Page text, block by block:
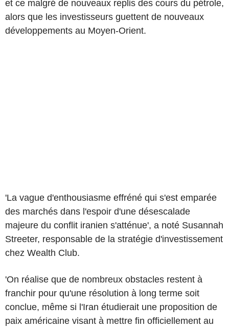
et ce malgré de nouveaux replis des cours du pétrole,
alors que les investisseurs guettent de nouveaux
développements au Moyen-Orient.
'La vague d'enthousiasme effréné qui s'est emparée
des marchés dans l'espoir d'une désescalade
majeure du conflit iranien s'atténue', a noté Susannah
Streeter, responsable de la stratégie d'investissement
chez Wealth Club.
'On réalise que de nombreux obstacles restent à
franchir pour qu'une résolution à long terme soit
conclue, même si l'Iran étudierait une proposition de
paix américaine visant à mettre fin officiellement au